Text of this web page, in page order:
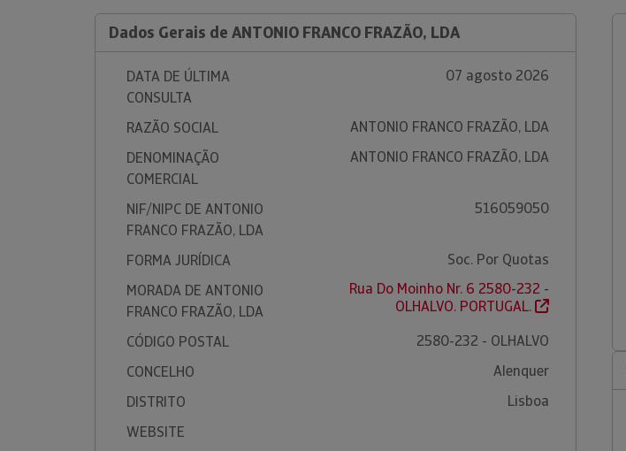
Dados Gerais de ANTONIO FRANCO FRAZÃO, LDA
DATA DE ÚLTIMA
CONSULTA
07 agosto 2026
RAZÃO SOCIAL
ANTONIO FRANCO FRAZÃO, LDA
DENOMINAÇÃO
COMERCIAL
ANTONIO FRANCO FRAZÃO, LDA
NIF/NIPC DE ANTONIO
FRANCO FRAZÃO, LDA
516059050
FORMA JURÍDICA
Soc. Por Quotas
MORADA DE ANTONIO
FRANCO FRAZÃO, LDA
Rua Do Moinho Nr. 6 2580-232 -
OLHALVO. PORTUGAL.
CÓDIGO POSTAL
2580-232 - OLHALVO
CONCELHO
Alenquer
DISTRITO
Lisboa
WEBSITE